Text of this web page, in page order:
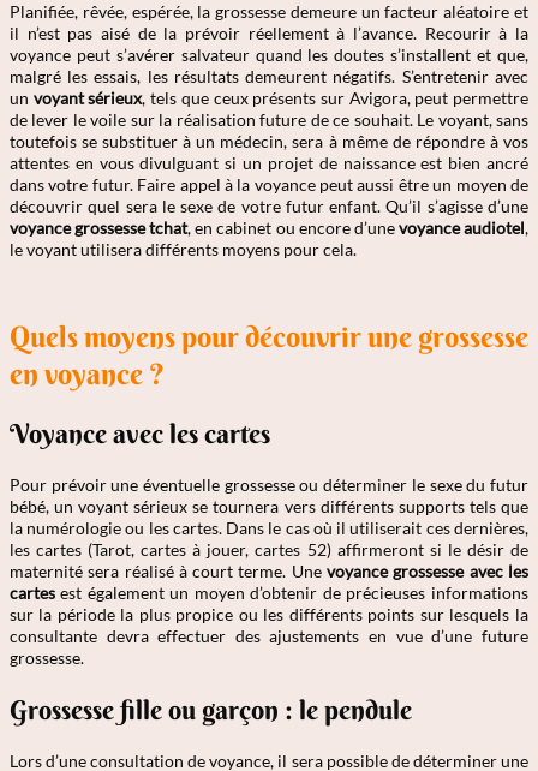
Planifiée, rêvée, espérée, la grossesse demeure un facteur aléatoire et
il n’est pas aisé de la prévoir réellement à l’avance. Recourir à la
voyance peut s’avérer salvateur quand les doutes s’installent et que,
malgré les essais, les résultats demeurent négatifs. S’entretenir avec
un voyant sérieux, tels que ceux présents sur Avigora, peut permettre
de lever le voile sur la réalisation future de ce souhait. Le voyant, sans
toutefois se substituer à un médecin, sera à même de répondre à vos
attentes en vous divulguant si un projet de naissance est bien ancré
dans votre futur. Faire appel à la voyance peut aussi être un moyen de
découvrir quel sera le sexe de votre futur enfant. Qu’il s’agisse d’une
voyance grossesse tchat, en cabinet ou encore d’unevoyance audiotel,
le voyant utilisera différents moyens pour cela.
Quels moyens pour découvrir une grossesse
en voyance ?
Voyance avec les cartes
Pour prévoir une éventuelle grossesse ou déterminer le sexe du futur
bébé, un voyant sérieux se tournera vers différents supports tels que
la numérologie ou les cartes. Dans le cas où il utiliserait ces dernières,
les cartes (Tarot, cartes à jouer, cartes 52) affirmeront si le désir de
maternité sera réalisé à court terme. Unevoyance grossesse avec les
cartes est également un moyen d’obtenir de précieuses informations
sur la période la plus propice ou les différents points sur lesquels la
consultante devra effectuer des ajustements en vue d’une future
grossesse.
Grossesse fille ou garçon : le pendule
Lors d’une consultation de voyance, il sera possible de déterminer une